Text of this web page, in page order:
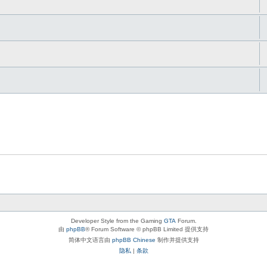
Developer Style from the Gaming GTA Forum.
由 phpBB® Forum Software © phpBB Limited 提供支持
简体中文语言由 phpBB Chinese 制作并提供支持
隐私 | 条款